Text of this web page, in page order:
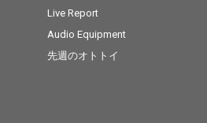
Live Report
Audio Equipment
先週のオトトイ